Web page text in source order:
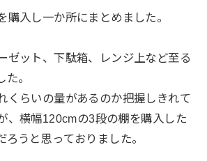
購入し一か所にまとめました。
ゼット、下駄箱、レンジ上など至る
。
くらいの量があるのか把握しきれて
、横幅120cmの3段の棚を購入した
ろうと思っておりました。